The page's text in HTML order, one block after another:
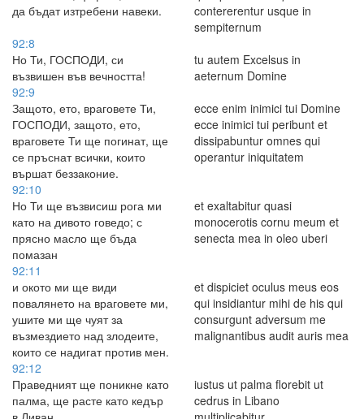
да бъдат изтребени навеки.
contererentur usque in
sempiternum
92:8
Но Ти, ГОСПОДИ, си
възвишен във вечността!
tu autem Excelsus in
aeternum Domine
92:9
Защото, ето, враговете Ти,
ГОСПОДИ, защото, ето,
враговете Ти ще погинат, ще
се пръснат всички, които
вършат беззаконие.
ecce enim inimici tui Domine
ecce inimici tui peribunt et
dissipabuntur omnes qui
operantur iniquitatem
92:10
Но Ти ще възвисиш рога ми
като на дивото говедо; с
прясно масло ще бъда
помазан
et exaltabitur quasi
monocerotis cornu meum et
senecta mea in oleo uberi
92:11
и окото ми ще види
повалянето на враговете ми,
ушите ми ще чуят за
възмездието над злодеите,
които се надигат против мен.
et dispiciet oculus meus eos
qui insidiantur mihi de his qui
consurgunt adversum me
malignantibus audit auris mea
92:12
Праведният ще поникне като
палма, ще расте като кедър
iustus ut palma florebit ut
cedrus in Libano